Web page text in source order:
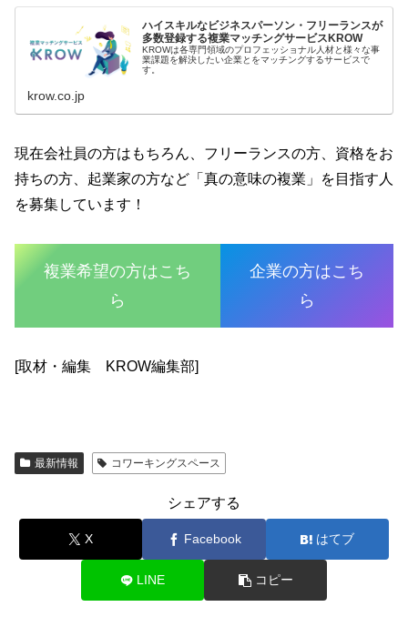
ハイスキルなビジネスパーソン・フリーランスが
多数登録する複業マッチングサービスKROW
KROWは各専門領域のプロフェッショナル人材と様々な事
業課題を解決したい企業とをマッチングするサービスで
す。
krow.co.jp
現在会社員の方はもちろん、フリーランスの方、資格をお
持ちの方、起業家の方など「真の意味の複業」を目指す人
を募集しています！
複業希望の方はこち
ら
企業の方はこち
ら
[取材・編集 KROW編集部]
最新情報 コワーキングスペース
シェアする
X Facebook はてブ
LINE コピー